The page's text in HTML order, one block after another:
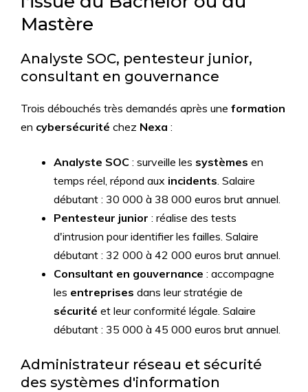
Mastère
Analyste SOC, pentesteur junior,
consultant en gouvernance
Trois débouchés très demandés après une formation
en cybersécurité chez Nexa :
Analyste SOC : surveille les systèmes en
temps réel, répond aux incidents. Salaire
débutant : 30 000 à 38 000 euros brut annuel.
Pentesteur junior : réalise des tests
d'intrusion pour identifier les failles. Salaire
débutant : 32 000 à 42 000 euros brut annuel.
Consultant en gouvernance : accompagne
les entreprises dans leur stratégie de
sécurité et leur conformité légale. Salaire
débutant : 35 000 à 45 000 euros brut annuel.
Administrateur réseau et sécurité
des systèmes d'information